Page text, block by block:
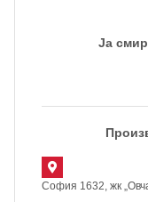
Ја
София 1632, жк